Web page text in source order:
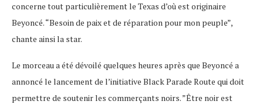
concerne tout particulièrement le Texas d’où est originaire
Beyoncé. “Besoin de paix et de réparation pour mon peuple”,
chante ainsi la star.
Le morceau a été dévoilé quelques heures après que Beyoncé a
annoncé le lancement de l’initiative Black Parade Route qui doit
permettre de soutenir les commerçants noirs. ”Être noir est